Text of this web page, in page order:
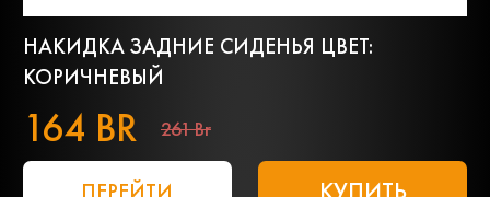
НАКИДКА ЗАДНИЕ СИДЕНЬЯ ЦВЕТ:
КОРИЧНЕВЫЙ
164 BR 261 Br